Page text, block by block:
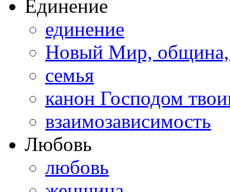
Единение
единение
Новый Мир,
семья
канон Господом
взаимозависимость
Любовь
любовь